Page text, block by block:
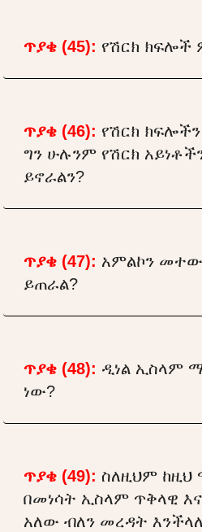
ጥያቄ (45): የሽርክ ክፍሎች
ጥያቄ (46): የሽርክ
ግን ሁሉንም የሽርክ
ይኖራልን?
ጥያቄ (47): አምልኮን
ይጠራል?
ጥያቄ (48): ዲነል ኢስላም
ነው?
ጥያቄ (49): ስለዚህም ከዚህ
በመነሳት ኢስላም ጥቅላዊ
አለው ብለን መረዳት